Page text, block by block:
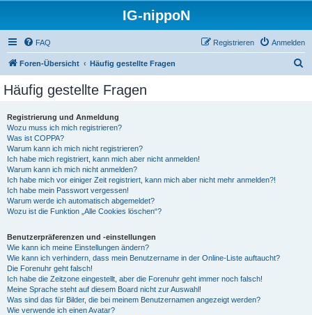
IG-nippoN
FAQ Anmelden
Registrieren
Foren-Übersicht Häufig gestellte Fragen
Häufig gestellte Fragen
Registrierung und Anmeldung
Wozu muss ich mich registrieren?
Was ist COPPA?
Warum kann ich mich nicht registrieren?
Ich habe mich registriert, kann mich aber nicht anmelden!
Warum kann ich mich nicht anmelden?
Ich habe mich vor einiger Zeit registriert, kann mich aber nicht mehr anmelden?!
Ich habe mein Passwort vergessen!
Warum werde ich automatisch abgemeldet?
Wozu ist die Funktion „Alle Cookies löschen“?
Benutzerpräferenzen und -einstellungen
Wie kann ich meine Einstellungen ändern?
Wie kann ich verhindern, dass mein Benutzername in der Online-Liste auftaucht?
Die Forenuhr geht falsch!
Ich habe die Zeitzone eingestellt, aber die Forenuhr geht immer noch falsch!
Meine Sprache steht auf diesem Board nicht zur Auswahl!
Was sind das für Bilder, die bei meinem Benutzernamen angezeigt werden?
Wie verwende ich einen Avatar?